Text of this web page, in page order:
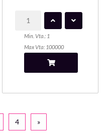
Min. Vta.: 1
Max Vta: 100000
4 »